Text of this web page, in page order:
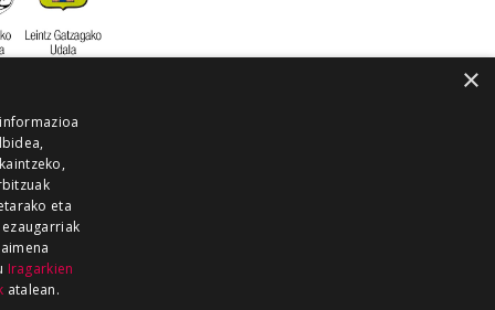
GUKA
×
eta
Iragarkien
atalean.